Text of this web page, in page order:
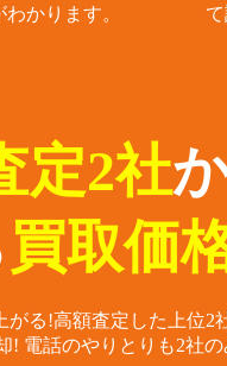
かります。
定2社
買取価
がる!高額査定した上位2
! 電話のやりとりも2社